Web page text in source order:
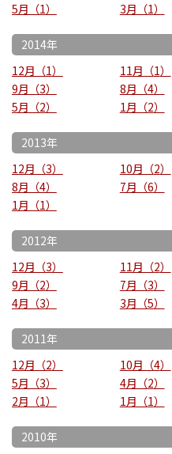
5月
1 3月 1
2014年
12月
1 11月 1
9月
3 8月 4
5月
2 1月 2
2013年
12月
3 10月 2
8月
4 7月 6
1月
1
2012年
12月
3 11月 2
9月
2 7月 3
4月
3 3月 5
2011年
12月
2 10月 4
5月
3 4月 2
2月
1 1月 1
2010年